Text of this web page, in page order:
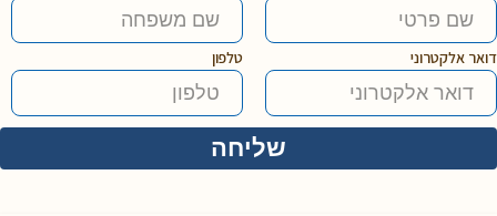
דואר אלקטרוני טלפון